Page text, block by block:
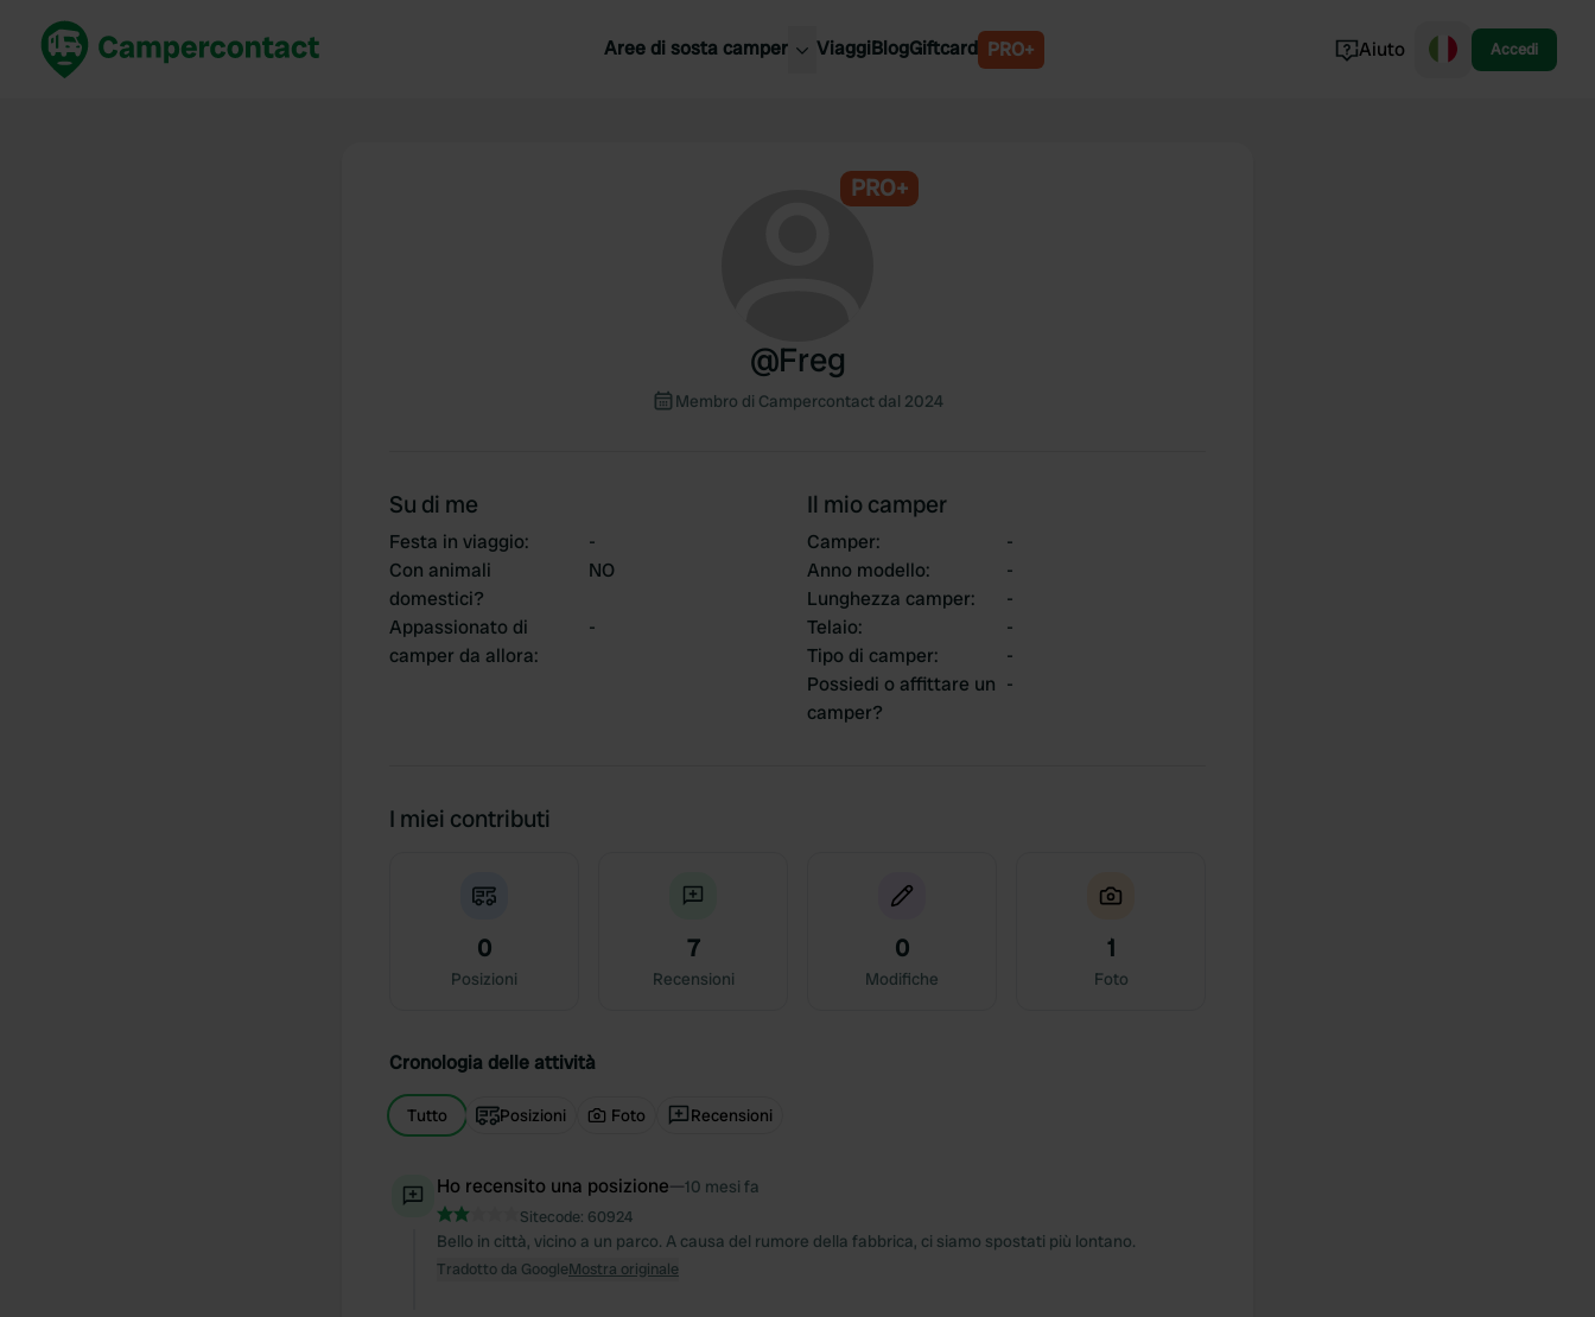
Aree di sosta camper ViaggiBlogGiftcard PRO+ Aiuto Accedi
PRO+
@Freg
Membro di Campercontact dal 2024
Su di me
Festa in viaggio:
-
Con animali
domestici?
NO
Appassionato di
camper da allora:
-
Il mio camper
Camper:
-
Anno modello:
-
Lunghezza camper:
-
Telaio:
-
Tipo di camper:
-
Possiedi o affittare un
camper?
-
I miei contributi
0
Posizioni
7
Recensioni
0
Modifiche
1
Foto
Cronologia delle attività
Tutto Posizioni Foto Recensioni
Ho recensito una posizione—10 mesi fa
Sitecode: 60924
Bello in città, vicino a un parco. A causa del rumore della fabbrica, ci siamo spostati più lontano.
Tradotto da GoogleMostra originale